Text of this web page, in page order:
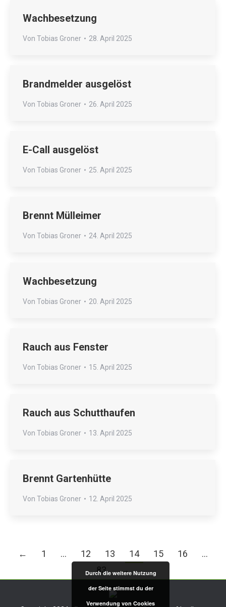
Wachbesetzung
Von Tobias Groner 28. April 2025
Brandmelder ausgelöst
Von Tobias Groner 26. April 2025
E-Call ausgelöst
Von Tobias Groner 25. April 2025
Brennt Mülleimer
Von Tobias Groner 24. April 2025
Wachbesetzung
Von Tobias Groner 20. April 2025
Rauch aus Fenster
Von Tobias Groner 15. April 2025
Rauch aus Schutthaufen
Von Tobias Groner 13. April 2025
Brennt Gartenhütte
Von Tobias Groner 12. April 2025
← 1 … 12 13 14 15 16
…
83
→
Durch die weitere Nutzung
der Seite stimmst du der
Verwendung von Cookies